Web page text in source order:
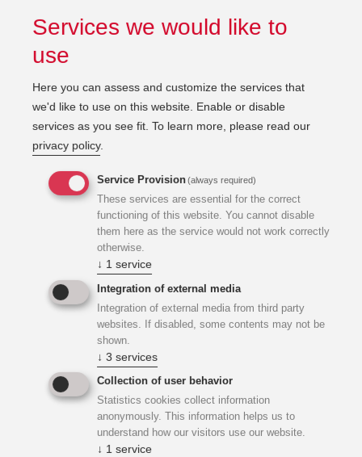
Gemeinsam klimaaktiv bauen und sanieren.
Gebäudebewertung klimaaktiv
Services we would like to
use
Here you can assess and customize the services that
we'd like to use on this website. Enable or disable
services as you see fit. To learn more, please read our
privacy policy.
Service Provision(always required)
These services are essential for the correct
functioning of this website. You cannot disable
them here as the service would not work correctly
otherwise.
↓ 1 service
Integration of external media
Integration of external media from third party
websites. If disabled, some contents may not be
shown.
↓ 3 services
Collection of user behavior
Statistics cookies collect information
anonymously. This information helps us to
understand how our visitors use our website.
↓ 1 service